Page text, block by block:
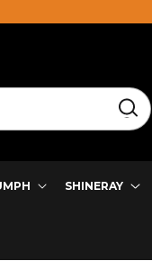
SHINERAY